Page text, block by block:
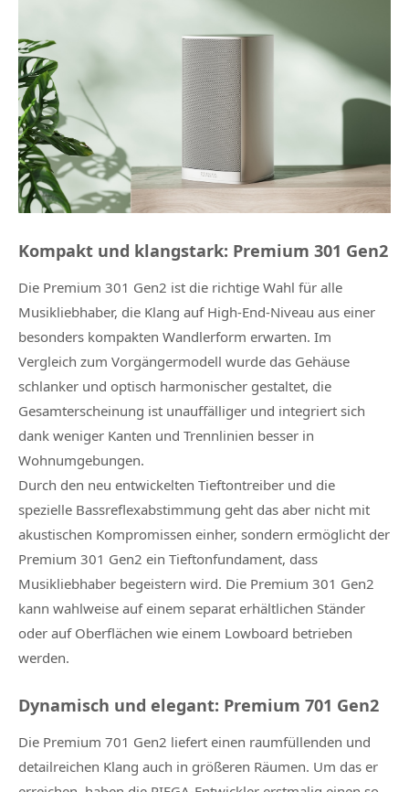
Kompakt und klangstark: Premium 301 Gen2
Die Premium 301 Gen2 ist die richtige Wahl für alle
Musikliebhaber, die Klang auf High-End-Niveau aus einer
besonders kompakten Wandlerform erwarten. Im
Vergleich zum Vorgängermodell wurde das Gehäuse
schlanker und optisch harmonischer gestaltet, die
Gesamterscheinung ist unauffälliger und integriert sich
dank weniger Kanten und Trennlinien besser in
Wohnumgebungen.
Durch den neu entwickelten Tieftontreiber und die
spezielle Bassreflexabstimmung geht das aber nicht mit
akustischen Kompromissen einher, sondern ermöglicht der
Premium 301 Gen2 ein Tieftonfundament, dass
Musikliebhaber begeistern wird. Die Premium 301 Gen2
kann wahlweise auf einem separat erhältlichen Ständer
oder auf Oberflächen wie einem Lowboard betrieben
werden.
Dynamisch und elegant: Premium 701 Gen2
Die Premium 701 Gen2 liefert einen raumfüllenden und
detailreichen Klang auch in größeren Räumen. Um das er